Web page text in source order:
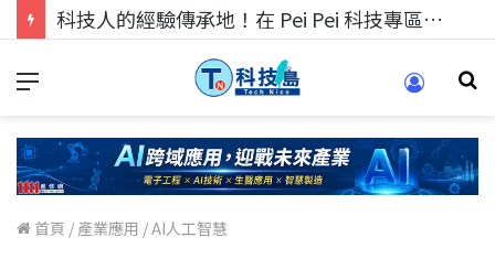
科技人找工作，就到TECH+ 科技專區!
首頁 / 產業應用 /AI人工智慧